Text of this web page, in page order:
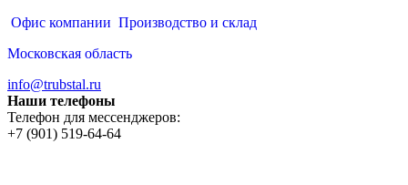
Перейти
содержанию
Офис компании Производство и склад
Московская область
info@trubstal.ru
Наши телефоны
Телефон для мессенджеров:
+7 (901) 519-64-64